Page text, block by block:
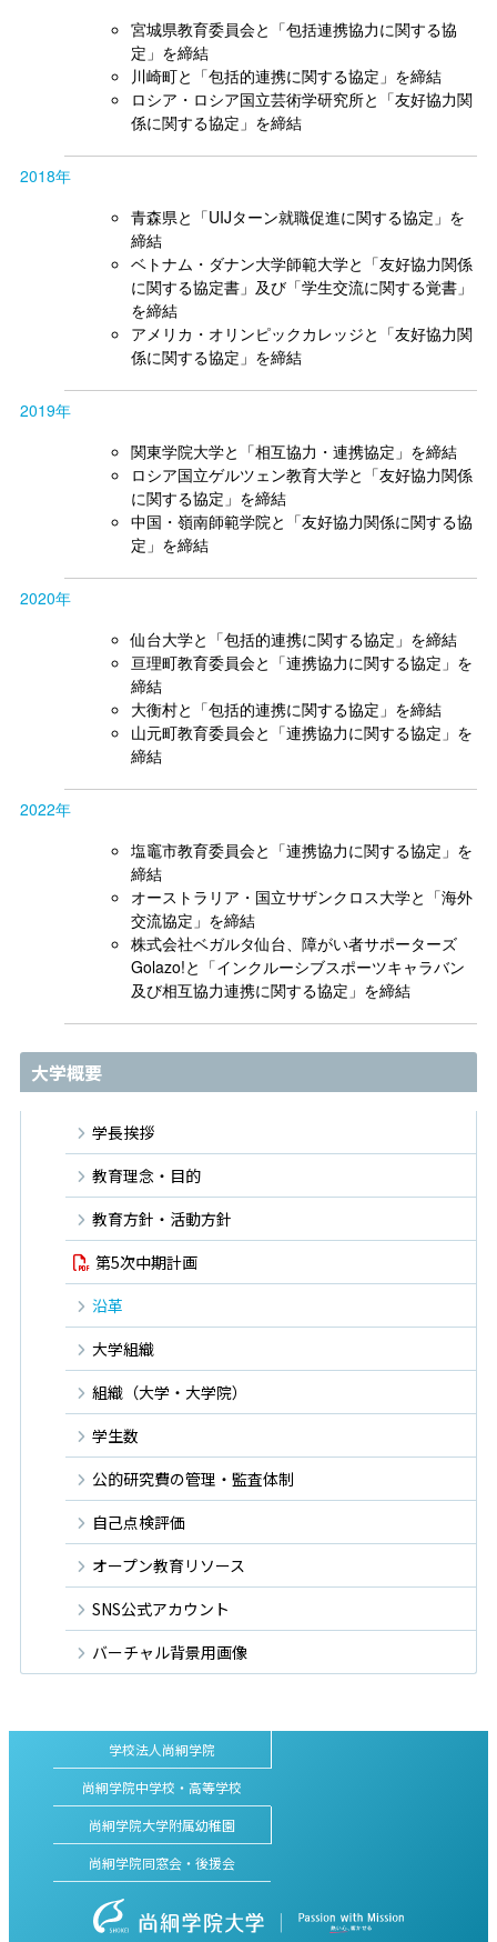
宮城県教育委員会と「包括連携協力に関する協
定」を締結
川崎町と「包括的連携に関する協定」を締結
ロシア・ロシア国立芸術学研究所と「友好協力関
係に関する協定」を締結
2018年
青森県と「UIJターン就職促進に関する協定」を
締結
ベトナム・ダナン大学師範大学と「友好協力関係
に関する協定書」及び「学生交流に関する覚書」
を締結
アメリカ・オリンピックカレッジと「友好協力関
係に関する協定」を締結
2019年
関東学院大学と「相互協力・連携協定」を締結
ロシア国立ゲルツェン教育大学と「友好協力関係
に関する協定」を締結
中国・嶺南師範学院と「友好協力関係に関する協
定」を締結
2020年
仙台大学と「包括的連携に関する協定」を締結
亘理町教育委員会と「連携協力に関する協定」を
締結
大衡村と「包括的連携に関する協定」を締結
山元町教育委員会と「連携協力に関する協定」を
締結
2022年
塩竈市教育委員会と「連携協力に関する協定」を
締結
オーストラリア・国立サザンクロス大学と「海外
交流協定」を締結
株式会社ベガルタ仙台、障がい者サポーターズ
Golazo!と「インクルーシブスポーツキャラバン
及び相互協力連携に関する協定」を締結
大学概要
学長挨拶
教育理念・目的
教育方針・活動方針
第5次中期計画
沿革
大学組織
組織（大学・大学院）
学生数
公的研究費の管理・監査体制
自己点検評価
オープン教育リソース
SNS公式アカウント
バーチャル背景用画像
学校法人尚絅学院
尚絅学院中学校・高等学校
尚絅学院大学附属幼稚園
尚絅学院同窓会・後援会